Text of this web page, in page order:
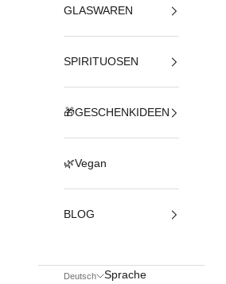
GLASWAREN
SPIRITUOSEN
🎁GESCHENKIDEEN
🌿Vegan
BLOG
Deutsch
Sprache